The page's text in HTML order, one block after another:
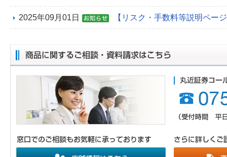
2025年09月01日 【リスク・手数料等説明ペー